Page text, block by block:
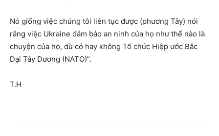
Nó giống việc chúng tôi liên tục được (phương Tây) nói
rằng việc Ukraine đảm bảo an ninh của họ như thế nào là
chuyện của họ, dù có hay không Tổ chức Hiệp ước Bắc
Đại Tây Dương (NATO)”.
T.H